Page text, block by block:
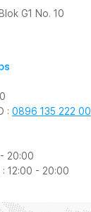
G1 No. 10
: 0896 135 222 00
- 20:00
: 12:00 - 20:00